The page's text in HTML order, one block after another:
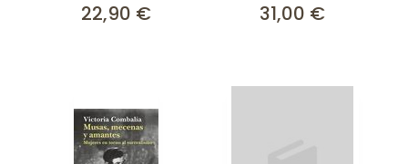
22,90 € 31,00 €